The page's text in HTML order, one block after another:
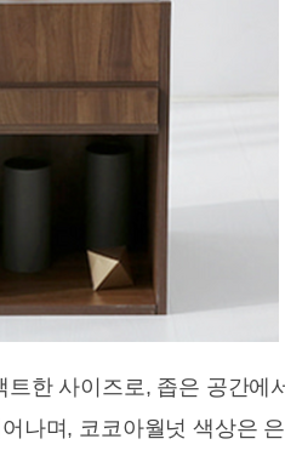
한 사이즈로, 좁은 공간
나며, 코코아월넛 색상은